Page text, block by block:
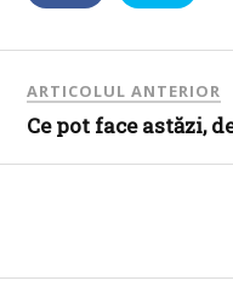
ARTICOLUL ANTERIOR
Ce pot face astăzi,